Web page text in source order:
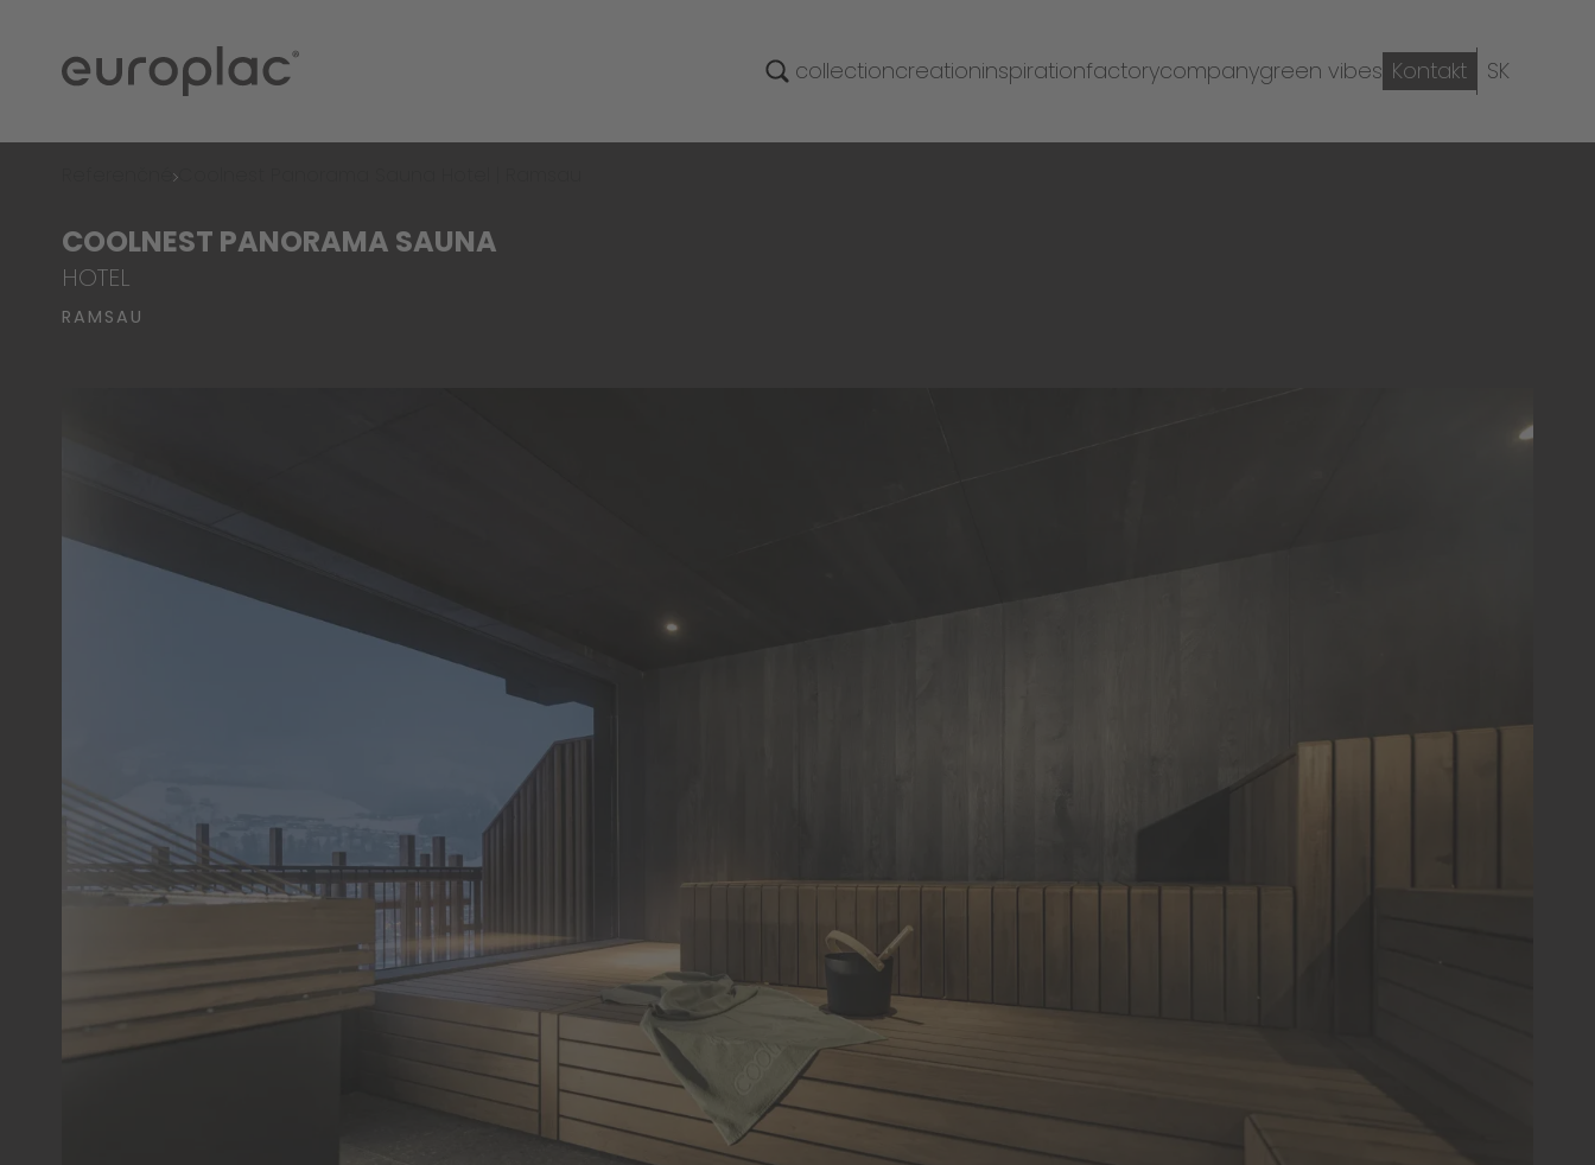
collectioncreationinspirationfactorycompanygreen vibes Kontakt SK
COOLNEST PANORAMA SAUNA
HOTEL
RAMSAU